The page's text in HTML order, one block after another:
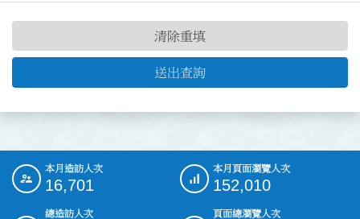
送出查詢
清除重填
::: 本月造訪人次
16,701
本月頁面瀏覽人次
152,010
總造訪人次
頁面總瀏覽人次